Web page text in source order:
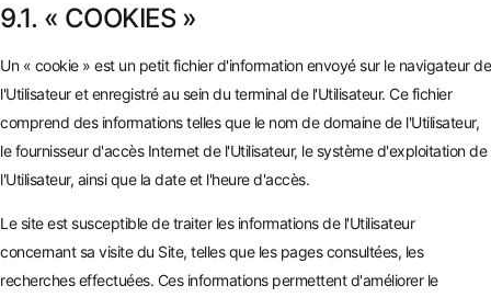
9.1. « COOKIES »
Un « cookie » est un petit fichier d'information envoyé sur le navigateur de
l'Utilisateur et enregistré au sein du terminal de l'Utilisateur. Ce fichier
comprend des informations telles que le nom de domaine de l'Utilisateur,
le fournisseur d'accès Internet de l'Utilisateur, le système d'exploitation de
l'Utilisateur, ainsi que la date et l'heure d'accès.
Le site est susceptible de traiter les informations de l'Utilisateur
concernant sa visite du Site, telles que les pages consultées, les
recherches effectuées. Ces informations permettent d'améliorer le